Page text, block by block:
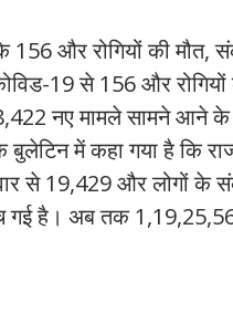
156 और रोगियों की
19 से 156 और
नए मामले सामने आने के
में कहा गया है कि
से 19,429 और लोगों के
है। अब तक